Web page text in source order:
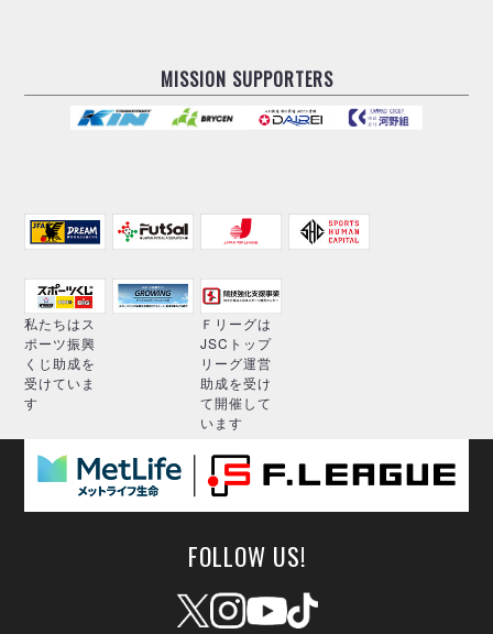
MISSION SUPPORTERS
私たちはス
ポーツ振興
くじ助成を
受けていま
す
Ｆリーグは
JSCトップ
リーグ運営
助成を受け
て開催して
います
FOLLOW US!